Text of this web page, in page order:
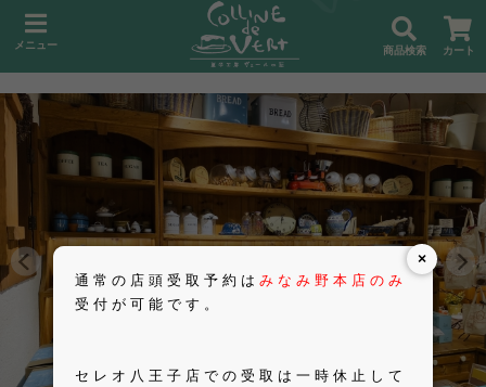
×
通常の店頭受取予約は みなみ野本店のみ
受付が可能です。
セレオ八王子店での受取は一時休止して
メニュー 商品検索 カート